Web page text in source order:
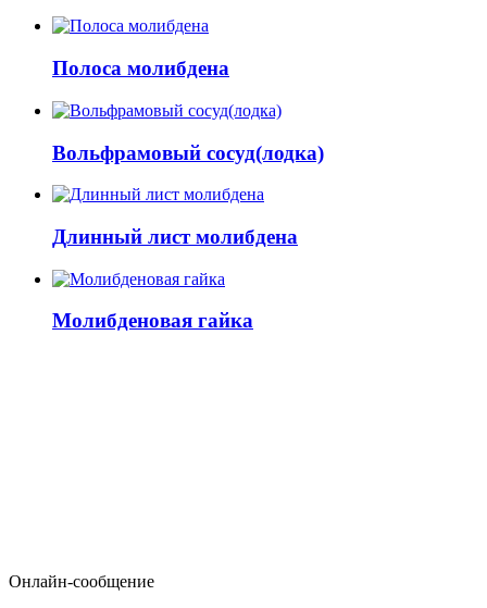
Полоса молибдена
Вольфрамовый сосуд(лодка)
Длинный лист молибдена
Молибденовая гайка
Онлайн-сообщение